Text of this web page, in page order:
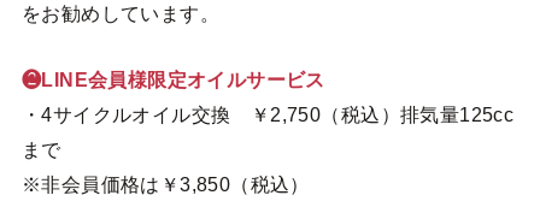
をお勧めしています。
❷LINE会員様限定オイルサービス
・4サイクルオイル交換 ￥2,750（税込）排気量125cc
まで
※非会員価格は￥3,850（税込）